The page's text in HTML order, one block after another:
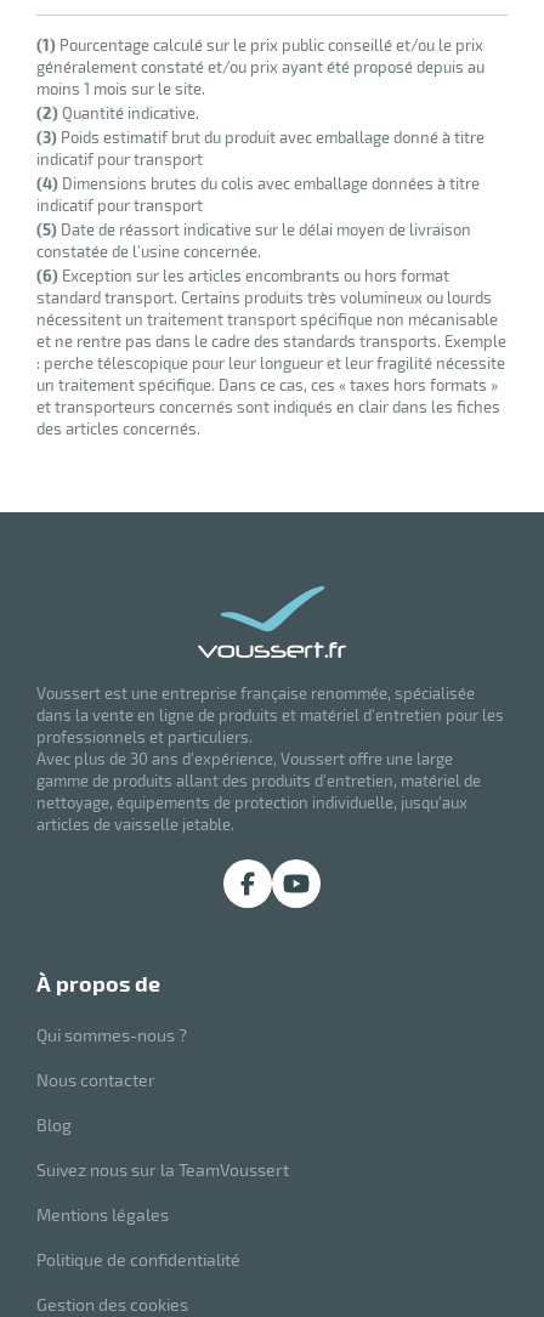
(1) Pourcentage calculé sur le prix public conseillé et/ou le prix
généralement constaté et/ou prix ayant été proposé depuis au
moins 1 mois sur le site.
(2)Quantité indicative.
(3) Poids estimatif brut du produit avec emballage donné à titre
indicatif pour transport
(4) Dimensions brutes du colis avec emballage données à titre
indicatif pour transport
(5) Date de réassort indicative sur le délai moyen de livraison
constatée de l’usine concernée.
(6) Exception sur les articles encombrants ou hors format
standard transport. Certains produits très volumineux ou lourds
nécessitent un traitement transport spécifique non mécanisable
et ne rentre pas dans le cadre des standards transports. Exemple
: perche télescopique pour leur longueur et leur fragilité nécessite
un traitement spécifique. Dans ce cas, ces « taxes hors formats »
et transporteurs concernés sont indiqués en clair dans les fiches
des articles concernés.
Voussert est une entreprise française renommée, spécialisée
dans la vente en ligne de produits et matériel d'entretien pour les
professionnels et particuliers.
Avec plus de 30 ans d'expérience, Voussert offre une large
gamme de produits allant des produits d'entretien, matériel de
nettoyage, équipements de protection individuelle, jusqu'aux
articles de vaisselle jetable.
à propos de
Qui sommes-nous ?
Nous contacter
Blog
Suivez nous sur la TeamVoussert
Mentions légales
Politique de confidentialité
Gestion des cookies